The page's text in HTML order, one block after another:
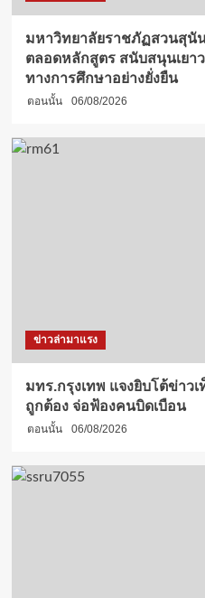
มหาวิทยาลัยราชภัฏสวนสุนั
ตลอดหลักสูตร สนับสนุนเยา
ทางการศึกษาอย่างยั่งยืน
ตอนนั้น 06/08/2026
ข่าวล่ามาแรง
มทร.กรุงเทพ แจงยิบโต้ข่าว
ถูกต้อง จ่อฟ้องคนบิดเบือน
ตอนนั้น 06/08/2026